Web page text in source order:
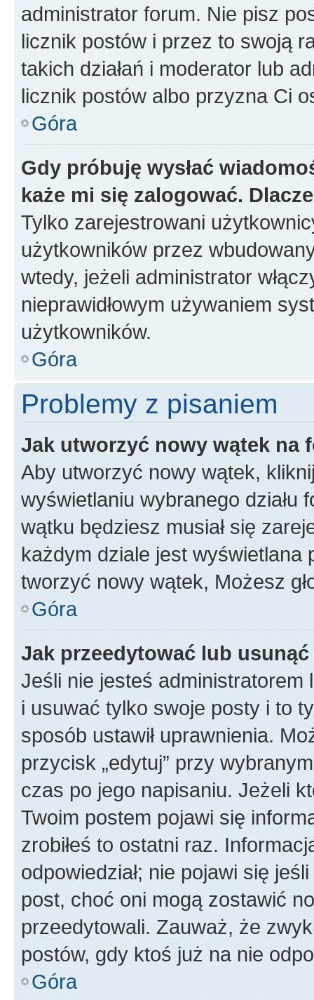
administrator forum. Nie pisz
licznik postów i przez to swoją
takich działań i moderator lub
licznik postów albo przyzna Ci
Góra
Gdy próbuję wysłać
każe mi się zalogować.
Tylko zarejestrowani
użytkowników przez
wtedy, jeżeli administrator
nieprawidłowym używaniem
użytkowników.
Góra
Problemy z pisaniem
Jak utworzyć nowy wątek na
Aby utworzyć nowy wątek,
wyświetlaniu wybranego działu
wątku będziesz musiał się
każdym dziale jest wyświetlana
tworzyć nowy wątek, Możesz
Góra
Jak przeedytować lub
Jeśli nie jesteś
i usuwać tylko swoje posty i to
sposób ustawił uprawnienia.
przycisk „edytuj” przy
czas po jego napisaniu. Jeżeli
Twoim postem pojawi się
zrobiłeś to ostatni raz.
odpowiedział; nie pojawi się
post, choć oni mogą zostawić
przeedytowali. Zauważ, że
postów, gdy ktoś już na nie
Góra